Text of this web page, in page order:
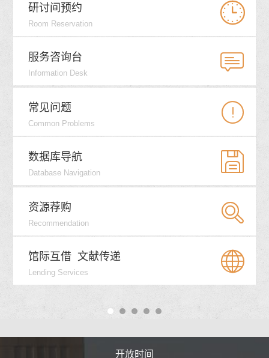
研讨间预约
Room Reservation 
服务咨询台
Information Desk 
常见问题
Common Problems 
数据库导航
Database Navigation 
资源荐购
Recommendation 
馆际互借 文献传递
Lending Services 
开放时间